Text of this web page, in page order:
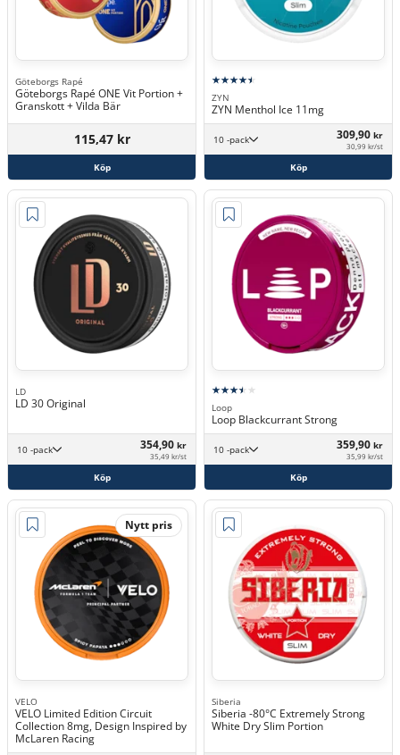
Göteborgs Rapé
Göteborgs Rapé ONE Vit Portion +
Granskott + Vilda Bär
115,47 kr
Köp
ZYN
ZYN Menthol Ice 11mg
10 -pack 309,90 kr
30,99 kr/st
Köp
LD
LD 30 Original
10 -pack 354,90 kr
35,49 kr/st
Köp
Loop
Loop Blackcurrant Strong
10 -pack 359,90 kr
35,99 kr/st
Köp
Nytt pris
VELO
VELO Limited Edition Circuit
Collection 8mg, Design Inspired by
McLaren Racing
Siberia
Siberia -80°C Extremely Strong
White Dry Slim Portion